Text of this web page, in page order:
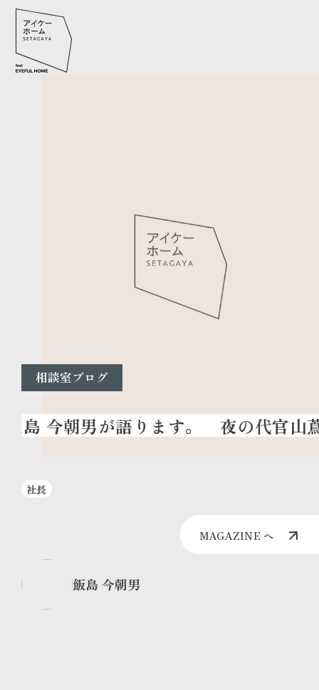
相談室ブログ
夜の代官山蔦
社長
MAGAZINE へ
飯島 今朝男